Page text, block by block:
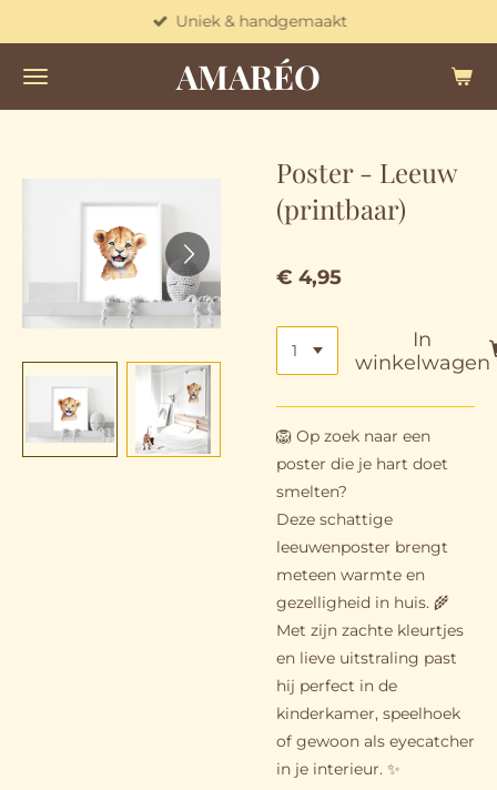
naar
de
AMARÉO
Uniek & handgemaakt
Poster - Leeuw
(printbaar)
€ 4,95
In
winkelwagen
🦁 Op zoek naar een
poster die je hart doet
smelten?
Deze schattige
leeuwenposter brengt
meteen warmte en
gezelligheid in huis. 🌾
Met zijn zachte kleurtjes
en lieve uitstraling past
hij perfect in de
kinderkamer, speelhoek
of gewoon als eyecatcher
in je interieur. ✨